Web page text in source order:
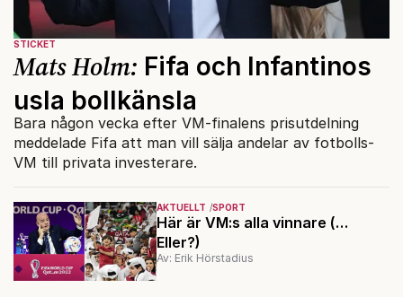
AKTUELLT SPORT
Här är VM:s alla vinnare (…
Eller?)
Av: Erik Hörstadius
STICKET
Mats Holm: Fifa och Infantinos
usla bollkänsla
Bara någon vecka efter VM-finalens prisutdelning
meddelade Fifa att man vill sälja andelar av fotbolls-
VM till privata investerare.